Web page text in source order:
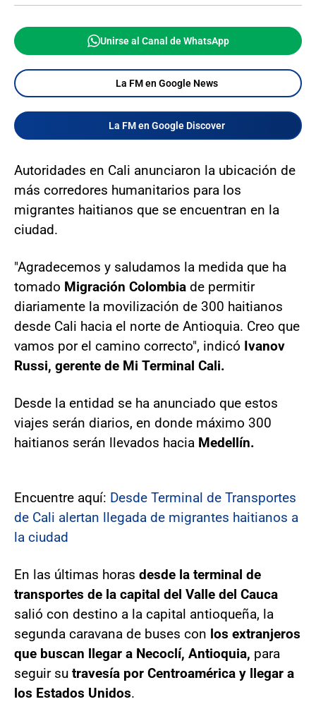
Unirse al Canal de WhatsApp
La FM en Google News
La FM en Google Discover
Autoridades en Cali anunciaron la ubicación de
más corredores humanitarios para los
migrantes haitianos que se encuentran en la
ciudad.
"Agradecemos y saludamos la medida que ha
tomado Migración Colombia de permitir
diariamente la movilización de 300 haitianos
desde Cali hacia el norte de Antioquia. Creo que
vamos por el camino correcto", indicó Ivanov
Russi, gerente de Mi Terminal Cali.
Desde la entidad se ha anunciado que estos
viajes serán diarios, en donde máximo 300
haitianos serán llevados hacia Medellín.
Encuentre aquí: Desde Terminal de Transportes
de Cali alertan llegada de migrantes haitianos a
la ciudad
En las últimas horas desde la terminal de
transportes de la capital del Valle del Cauca
salió con destino a la capital antioqueña, la
segunda caravana de buses con los extranjeros
que buscan llegar a Necoclí, Antioquia, para
seguir su travesía por Centroamérica y llegar a
los Estados Unidos.